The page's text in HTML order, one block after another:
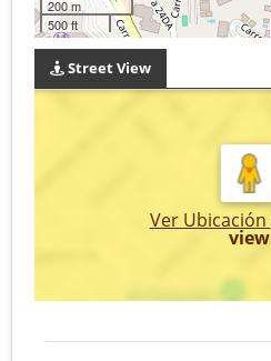
200 m
500 ft
Street View
Ver Ubicación
view